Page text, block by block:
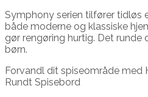
Symphony serien tilfører tidløs
både moderne og klassiske
gør rengøring hurtig. Det runde
børn.
Forvandl dit spiseområde med
Rundt Spisebord